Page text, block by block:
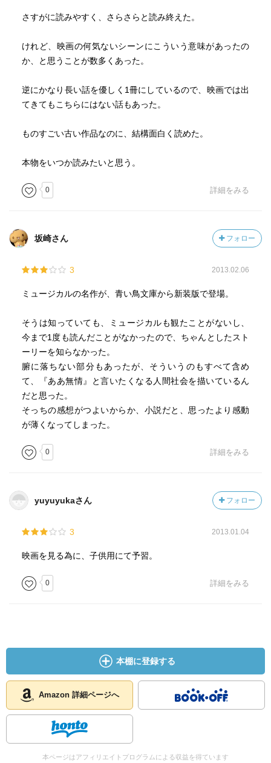
さすがに読みやすく、さらさらと読み終えた。
けれど、映画の何気ないシーンにこういう意味があったの
か、と思うことが数多くあった。
逆にかなり長い話を優しく1冊にしているので、映画では出
てきてもこちらにはない話もあった。
ものすごい古い作品なのに、結構面白く読めた。
本物をいつか読みたいと思う。
0 詳細をみる
坂崎さん フォロー
3 2013.02.06
ミュージカルの名作が、青い鳥文庫から新装版で登場。
そうは知っていても、ミュージカルも観たことがないし、
今まで1度も読んだことがなかったので、ちゃんとしたスト
ーリーを知らなかった。
腑に落ちない部分もあったが、そういうのもすべて含め
て、『ああ無情』と言いたくなる人間社会を描いているん
だと思った。
そっちの感想がつよいからか、小説だと、思ったより感動
が薄くなってしまった。
0 詳細をみる
yuyuyukaさん フォロー
3 2013.01.04
映画を見る為に、子供用にて予習。
0 詳細をみる
本棚に登録する
Amazon 詳細ページへ
本ページはアフィリエイトプログラムによる収益を得ています